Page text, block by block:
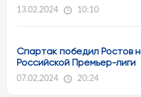
13.02.2024 10:10
Спартак победил Ростов
Российской Премьер-лиги
07.02.2024 20:24